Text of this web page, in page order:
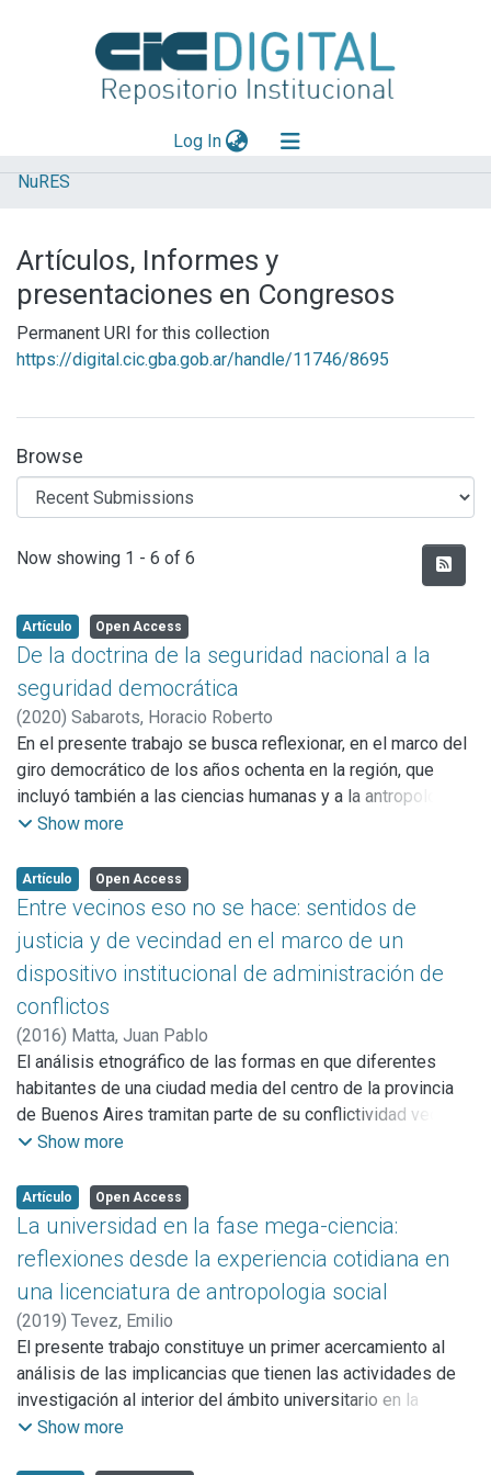
Log In(current)
Explorar
Aportar material
Statistics
NuRES
Artículos, Informes y
presentaciones en Congresos
Permanent URI for this collection
https://digital.cic.gba.gob.ar/handle/11746/8695
Browse
Recent Submissions
Now showing 1 - 6 of 6
Artículo Open Access
De la doctrina de la seguridad nacional a la
seguridad democrática
(2020) Sabarots, Horacio Roberto
En el presente trabajo se busca reflexionar, en el marco del
giro democrático de los años ochenta en la región, que
incluyó también a las ciencias humanas y a la antropología
en particular, sobre la emergencia y devenir de un tema
Ciencias Naturales de la Ciudad de La Plata: las políticas
públicas en seguridad abordadas desde una perspectiva
antropológica. Como área específica de ese gran tema, se
presentarán trabajos de investigación propios sobre el
cruce de la seguridadinseguridad con una dimensión
fuertemente invocada en democracia: la participación
comunitaria. Además, se lo intenta articular con otros
aportes antropológicos a la comprensión de esta
problemática que marcó a fuego la historia argentina
reciente desde la recuperación democrática, y que hicieron
posible una presencia pública inédita de la antropología, en
Antropología Forense.
Show more
Artículo Open Access
Entre vecinos eso no se hace: sentidos de
justicia y de vecindad en el marco de un
dispositivo institucional de administración de
conflictos
(2016) Matta, Juan Pablo
El análisis etnográfico de las formas en que diferentes
habitantes de una ciudad media del centro de la provincia
de Buenos Aires tramitan parte de su conflictividad vecinal,
en el marco de un centro municipal de mediación
simbólicas que articulan singulares ideas locales de
justicia y de vecindad. Esta última configura un régimen
contractual, a la vez difuso e ineludible, que fija sentidos de
justicia describiendo en su concreción un tipo particular de
sensibilidad legal. Sobre la base de una investigación
etnográfica en curso desde 2011, que ha tomado la
observación participante como su rasgo distintivo, este
artículo examinó estas articulaciones enfocando en los
sentidos socioculturales que las posibilitan y buscando
problematizar el lugar que los mismos ocupan en la
Show more
Artículo Open Access
La universidad en la fase mega-ciencia:
reflexiones desde la experiencia cotidiana en
una licenciatura de antropologia social
(2019) Tevez, Emilio
El presente trabajo constituye un primer acercamiento al
análisis de las implicancias que tienen las actividades de
investigación al interior del ámbito universitario en la
actualidad, a partir de reflexionar sobre la experiencia como
Show more